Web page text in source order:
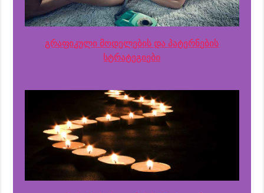
გრაფიკული მოდელების და პატერნების
სტრატეგიები